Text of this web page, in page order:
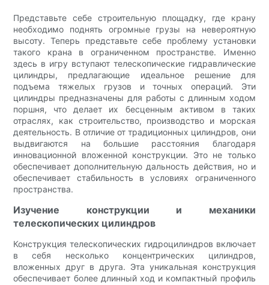
Представьте себе строительную площадку, где крану
необходимо поднять огромные грузы на невероятную
высоту. Теперь представьте себе проблему установки
такого крана в ограниченном пространстве. Именно
здесь в игру вступают телескопические гидравлические
цилиндры, предлагающие идеальное решение для
подъема тяжелых грузов и точных операций. Эти
цилиндры предназначены для работы с длинным ходом
поршня, что делает их бесценным активом в таких
отраслях, как строительство, производство и морская
деятельность. В отличие от традиционных цилиндров, они
выдвигаются на большие расстояния благодаря
инновационной вложенной конструкции. Это не только
обеспечивает дополнительную дальность действия, но и
обеспечивает стабильность в условиях ограниченного
пространства.
Изучение конструкции и механики
телескопических цилиндров
Конструкция телескопических гидроцилиндров включает
в себя несколько концентрических цилиндров,
вложенных друг в друга. Эта уникальная конструкция
обеспечивает более длинный ход и компактный профиль